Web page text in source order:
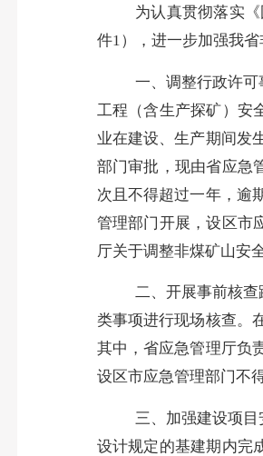
为认真贯彻落实
件1），进一步加强我
一、调整行政许可
工程（含生产探矿）安
业在建设、生产期间发
部门审批，现由省应急
次且不得超过一年，逾
管理部门开展，设区市
厅关于调整非煤矿山安
二、开展事前核查
类事项进行现场核查。
其中，省应急管理厅负
设区市应急管理部门不
三、加强建设项
设计规定的基建期内完